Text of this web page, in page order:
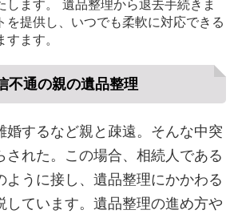
します。 遺品整理から退去手続きま
を提供し、いつでも柔軟に対応できる
ます。
不通の親の遺品整理
婚するなど親と疎遠。そんな中突
された。この場合、相続人である
ように接し、遺品整理にかかわる
しています。遺品整理の進め方や